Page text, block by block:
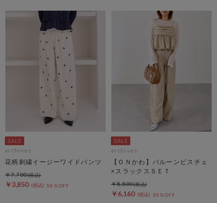
archives
花柄刺繍イージーワイドパンツ
￥3,850 50％OFF
￥7,700
archives
【ＯＮかわ】バルーンビスチェ
×スラックスＳＥＴ
￥6,160 30％OFF
￥8,800